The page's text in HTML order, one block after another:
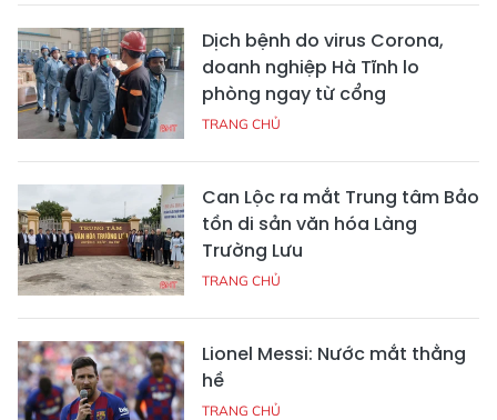
Dịch bệnh do virus Corona,
doanh nghiệp Hà Tĩnh lo
phòng ngay từ cổng
TRANG CHỦ
Can Lộc ra mắt Trung tâm Bảo
tồn di sản văn hóa Làng
Trường Lưu
TRANG CHỦ
Lionel Messi: Nước mắt thằng
hề
TRANG CHỦ